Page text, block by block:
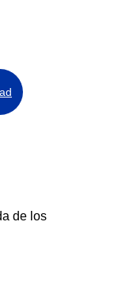
de los